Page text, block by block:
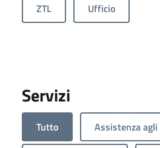
ZTL Ufficio
Servizi
Tutto Assistenza